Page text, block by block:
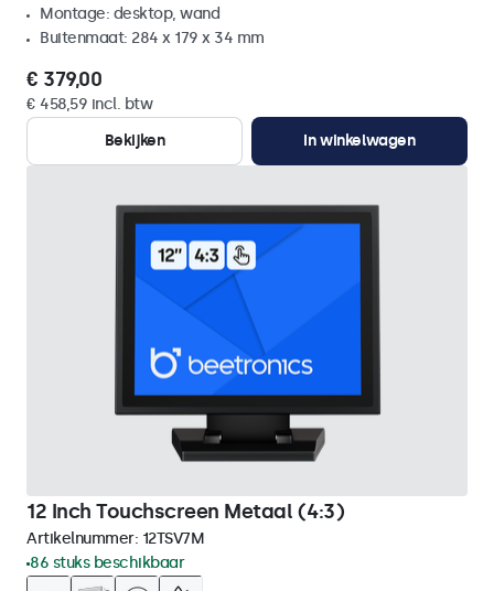
Montage: desktop, wand
Buitenmaat: 284 x 179 x 34 mm
€ 379,00
€ 458,59 incl. btw
Bekijken
In winkelwagen
12 Inch Touchscreen Metaal (4:3)
Artikelnummer: 12TSV7M
86 stuks beschikbaar